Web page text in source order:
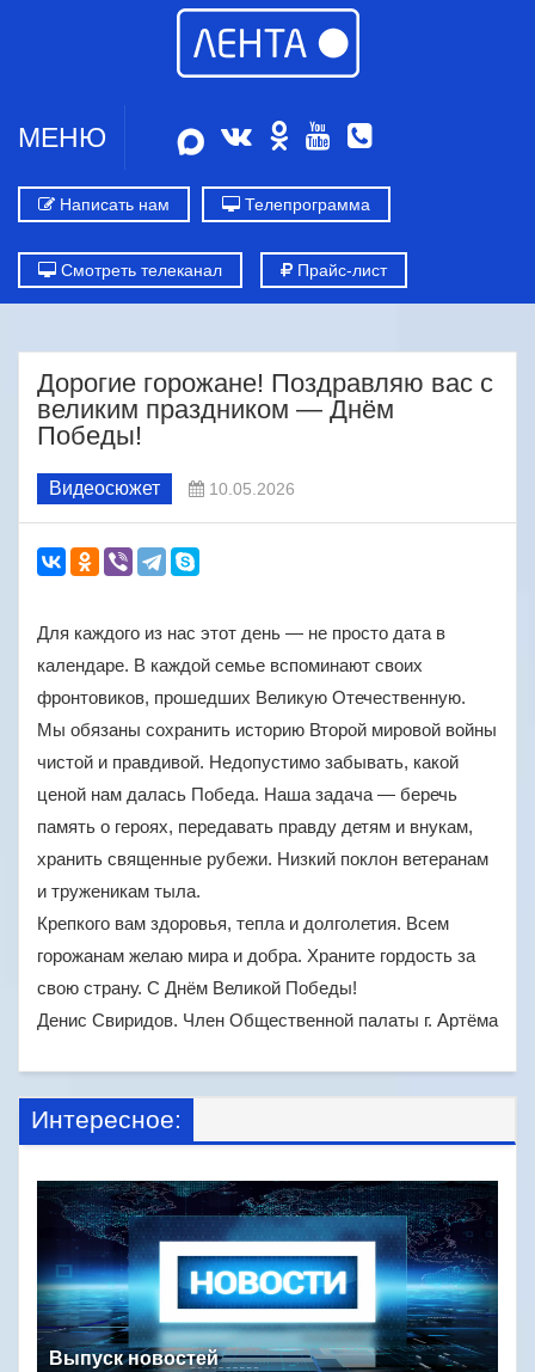
МЕНЮ
Написать нам Телепрограмма
Смотреть телеканал Прайс-лист
Дорогие горожане! Поздравляю вас с
великим праздником — Днём
Победы!
Видеосюжет 10.05.2026
Для каждого из нас этот день — не просто дата в
календаре. В каждой семье вспоминают своих
фронтовиков, прошедших Великую Отечественную.
Мы обязаны сохранить историю Второй мировой войны
чистой и правдивой. Недопустимо забывать, какой
ценой нам далась Победа. Наша задача — беречь
память о героях, передавать правду детям и внукам,
хранить священные рубежи. Низкий поклон ветеранам
и труженикам тыла.
Крепкого вам здоровья, тепла и долголетия. Всем
горожанам желаю мира и добра. Храните гордость за
свою страну. С Днём Великой Победы!
Денис Свиридов. Член Общественной палаты г. Артёма
Интересное:
Выпуск новостей